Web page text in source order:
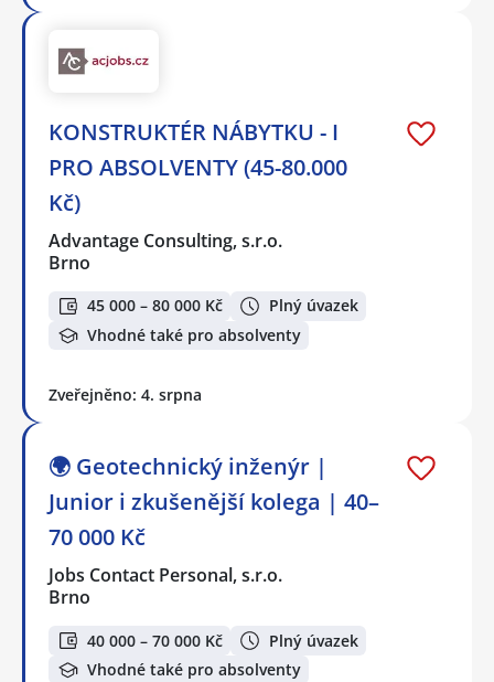
KONSTRUKTÉR NÁBYTKU - I
PRO ABSOLVENTY (45-80.000
Kč)
Advantage Consulting, s.r.o.
Brno
45 000 – 80 000 Kč
Plný úvazek
Vhodné také pro absolventy
Zveřejněno: 4. srpna
🌍 Geotechnický inženýr |
Junior i zkušenější kolega | 40–
70 000 Kč
Jobs Contact Personal, s.r.o.
Brno
40 000 – 70 000 Kč
Plný úvazek
Vhodné také pro absolventy